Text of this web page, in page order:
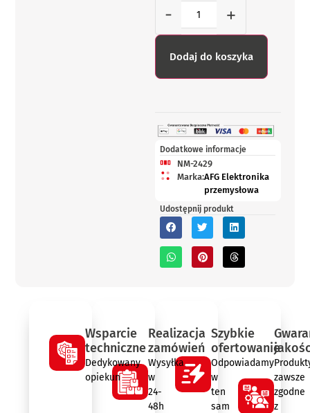
- +
Dodaj do koszyka
Dodatkowe informacje
NM-2429
Marka:AFG Elektronika
przemysłowa
Udostępnij produkt
Wsparcie
techniczne
Dedykowany
opiekun
Realizacja
zamówień
Wysyłka
w
24-
48h
Szybkie
ofertowanie
Odpowiadamy
w
ten
sam
zawsze
zgodne
z